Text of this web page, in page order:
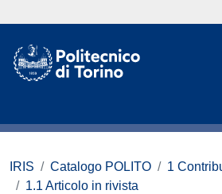
IRIS Catalogo POLITO
1
1.1 Articolo in rivista